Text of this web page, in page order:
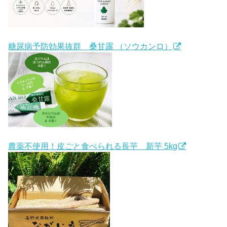
糖尿病予防効果抜群 桑甘露 （ソウカンロ）
農薬不使用！皮ごと食べられる長芋 新芋 5kg